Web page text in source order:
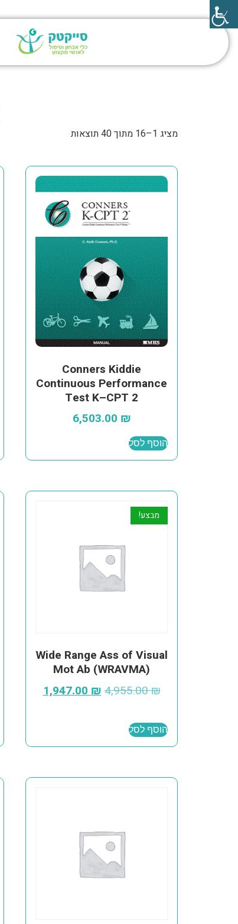
מציג 1–16 מתוך 40 תוצאות
Conners Kiddie
Continuous Performance
Test K–CPT 2
6,503.00 ₪
הוסף לסל
מבצע!
Wide Range Ass of Visual
Mot Ab (WRAVMA)
4,955.00₪
1,947.00₪
הוסף לסל